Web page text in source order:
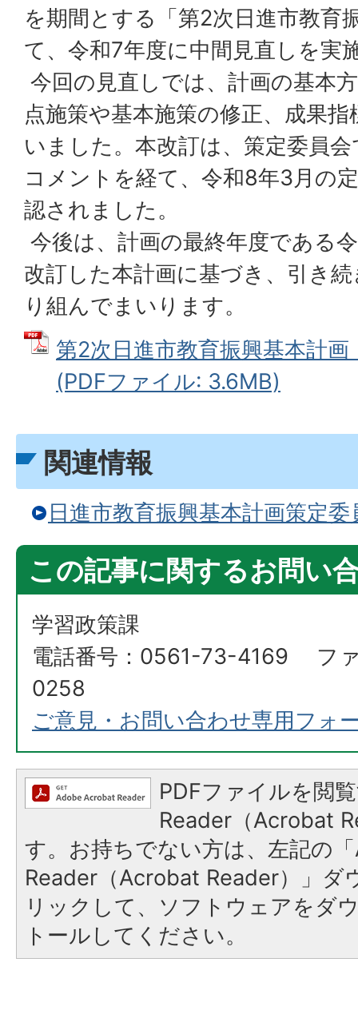
を期間とする「第2次日進市教育
て、令和7年度に中間見直しを実
今回の見直しでは、計画の基本
点施策や基本施策の修正、成果
いました。本改訂は、策定委員
コメントを経て、令和8年3月の
認されました。
今後は、計画の最終年度である
改訂した本計画に基づき、引き
り組んでまいります。
第2次日進市教育振興基本計
(PDFファイル: 3.6MB)
関連情報
日進市教育振興基本計画策定委
この記事に関するお問い
学習政策課
電話番号：0561-73-4169 フ
0258
ご意見・お問い合わせ専用フォ
PDFファイルを閲
Reader（Acrobat
す。お持ちでない方は、左記の
Reader（Acrobat Reader）」ダ
リックして、ソフトウェアをダ
トールしてください。